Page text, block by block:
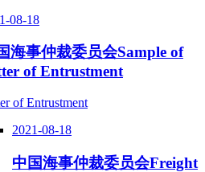
08-18
海事仲裁委员会Sample of
of Entrustment
of Entrustment
2021-08-18
中国海事仲裁委员会Freight